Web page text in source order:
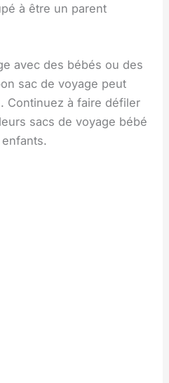
à être un parent
avec des bébés ou des
sac de voyage peut
Continuez à faire défiler
sacs de voyage bébé